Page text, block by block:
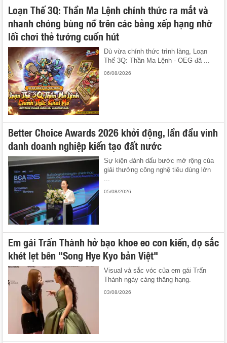
Loạn Thế 3Q: Thần Ma Lệnh chính thức ra mắt và
nhanh chóng bùng nổ trên các bảng xếp hạng nhờ
lối chơi thẻ tướng cuốn hút
Dù vừa chính thức trình làng, Loạn
Thế 3Q: Thần Ma Lệnh - OEG đã ...
06/08/2026
Better Choice Awards 2026 khởi động, lần đầu vinh
danh doanh nghiệp kiến tạo đất nước
Sự kiện đánh dấu bước mở rộng của
giải thưởng công nghệ tiêu dùng lớn
...
05/08/2026
Em gái Trấn Thành hở bạo khoe eo con kiến, đọ sắc
khét lẹt bên "Song Hye Kyo bản Việt"
Visual và sắc vóc của em gái Trấn
Thành ngày càng thăng hạng.
03/08/2026